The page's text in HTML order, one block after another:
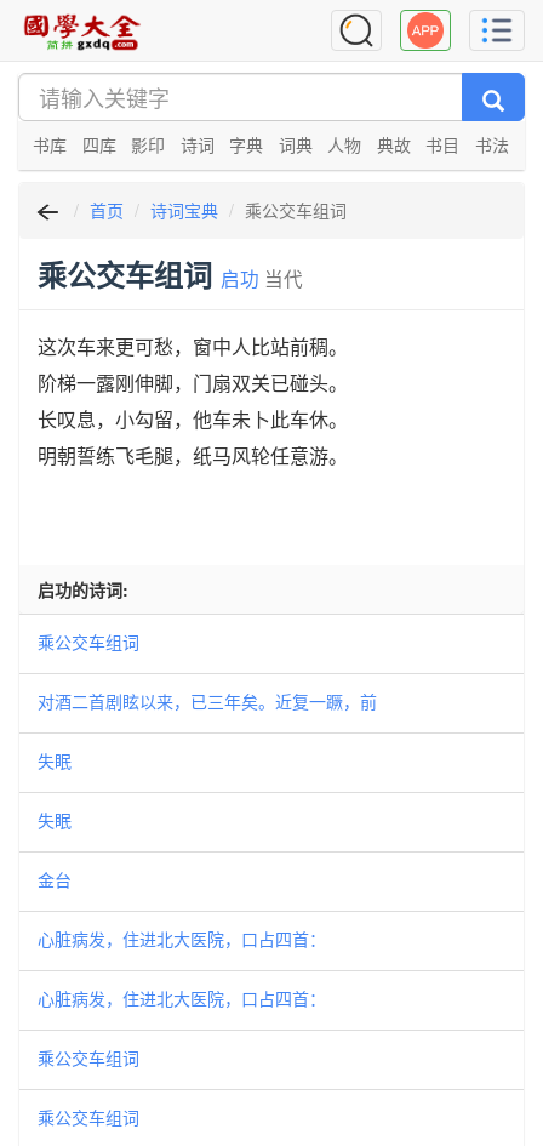
书库 四库 影印 诗词 字典 词典 人物 典故 书目 书法
首页 诗词宝典 乘公交车组词
乘公交车组词 启功 当代
这次车来更可愁，窗中人比站前稠。
阶梯一露刚伸脚，门扇双关已碰头。
长叹息，小勾留，他车未卜此车休。
明朝誓练飞毛腿，纸马风轮任意游。
启功的诗词:
乘公交车组词
对酒二首剧眩以来，已三年矣。近复一蹶，前
失眠
失眠
金台
心脏病发，住进北大医院，口占四首：
心脏病发，住进北大医院，口占四首：
乘公交车组词
乘公交车组词